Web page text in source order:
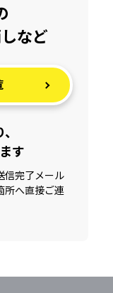
など
す
信完了メール
所へ直接ご連